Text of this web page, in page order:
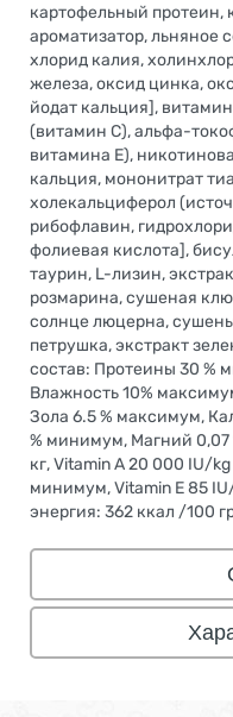
картофельный протеин,
ароматизатор, льняное
хлорид калия,
железа, оксид цинка,
йодат кальция],
(витамин C), альфа-
витамина Е),
кальция, мононитрат
холекальциферол
рибофлавин,
фолиевая кислота],
таурин, L-лизин,
розмарина, сушеная
солнце люцерна,
петрушка, экстракт
состав: Протеины 30 %
Влажность 10%
Зола 6.5 % максимум,
% минимум, Магний
кг, Vitamin A 20 000 IU/
минимум, Vitamin E 85
энергия: 362 ккал /100